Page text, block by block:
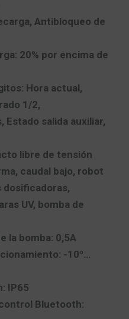
Antibloqueo de
20% por encima de
Hora actual,
1/2,
salida auxiliar,
libre de tensión
caudal bajo, robot
dosificadoras,
UV, bomba de
la bomba: 0,5A
-10º…
IP65
Bluetooth: